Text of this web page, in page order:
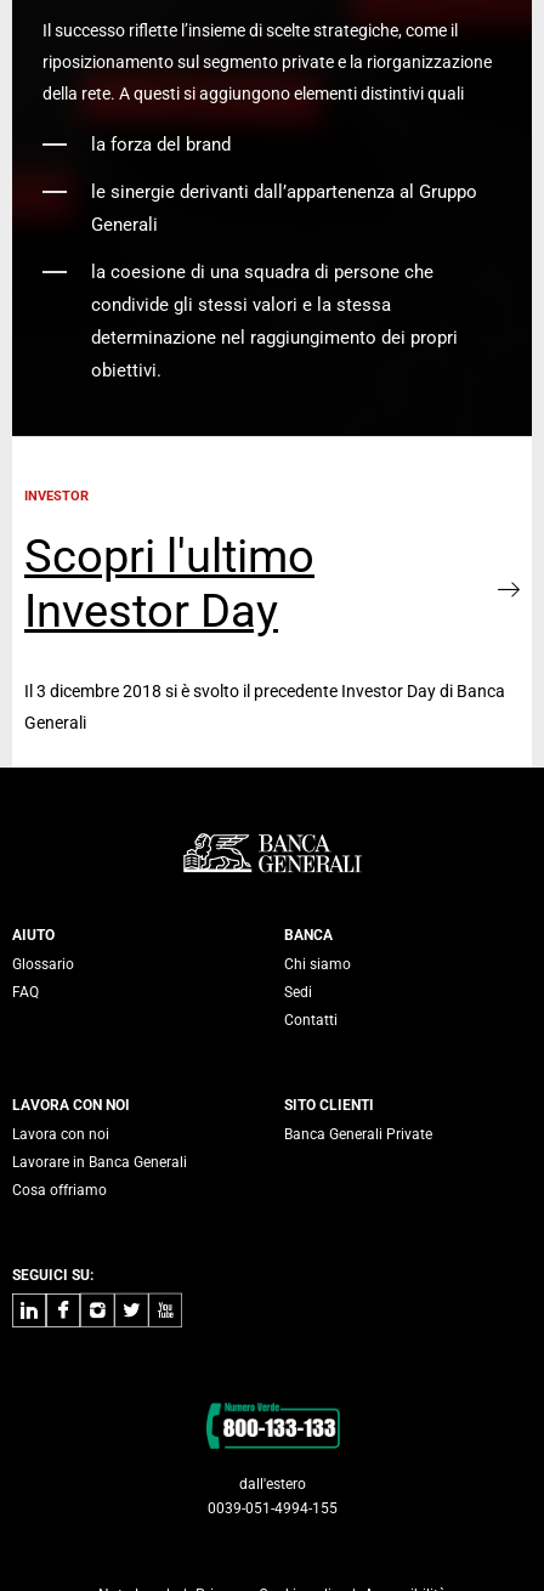
Il successo riflette l’insieme di scelte strategiche, come il
riposizionamento sul segmento private e la riorganizzazione
della rete. A questi si aggiungono elementi distintivi quali
la forza del brand
le sinergie derivanti dall’appartenenza al Gruppo
Generali
la coesione di una squadra di persone che
condivide gli stessi valori e la stessa
determinazione nel raggiungimento dei propri
obiettivi.
INVESTOR
Scopri l'ultimo
Investor Day
Il 3 dicembre 2018 si è svolto il precedente Investor Day di Banca
Generali
Servizi Banca Generali
AIUTO
Glossario
FAQ
BANCA
Chi siamo
Sedi
Contatti
LAVORA CON NOI
Lavora con noi
Lavorare in Banca Generali
Cosa offriamo
SITO CLIENTI
Banca Generali Private
SEGUICI SU:
LinkedInFacebook
Instagram
TwitterYoutube
dall'estero
0039-051-4994-155